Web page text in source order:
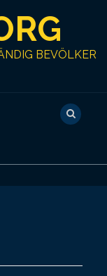
BEVÖLKER